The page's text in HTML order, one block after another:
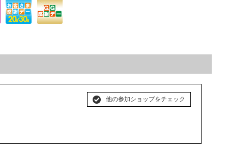
他の参加ショップをチェック